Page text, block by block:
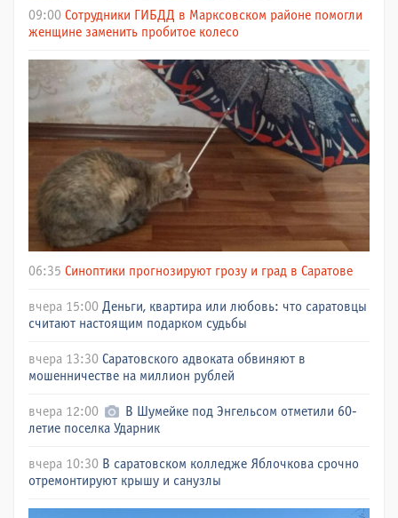
09:00 Сотрудники ГИБДД в Марксовском районе помогли
женщине заменить пробитое колесо
06:35 Синоптики прогнозируют грозу и град в Саратове
вчера 15:00 Деньги, квартира или любовь: что саратовцы
считают настоящим подарком судьбы
вчера 13:30 Саратовского адвоката обвиняют в
мошенничестве на миллион рублей
вчера 12:00
В Шумейке под Энгельсом отметили 60-
летие поселка Ударник
вчера 10:30 В саратовском колледже Яблочкова срочно
отремонтируют крышу и санузлы